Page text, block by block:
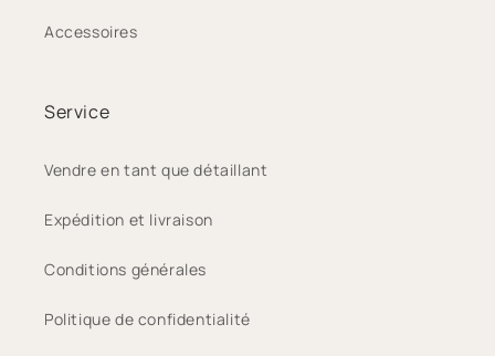
Accessoires
Service
Vendre en tant que détaillant
Expédition et livraison
Conditions générales
Politique de confidentialité